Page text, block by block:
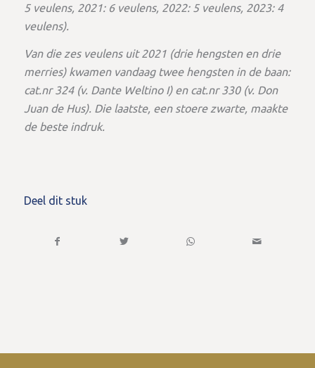
5 veulens, 2021: 6 veulens, 2022: 5 veulens, 2023: 4
veulens).
Van die zes veulens uit 2021 (drie hengsten en drie
merries) kwamen vandaag twee hengsten in de baan:
cat.nr 324 (v. Dante Weltino I) en cat.nr 330 (v. Don
Juan de Hus). Die laatste, een stoere zwarte, maakte
de beste indruk.
Deel dit stuk